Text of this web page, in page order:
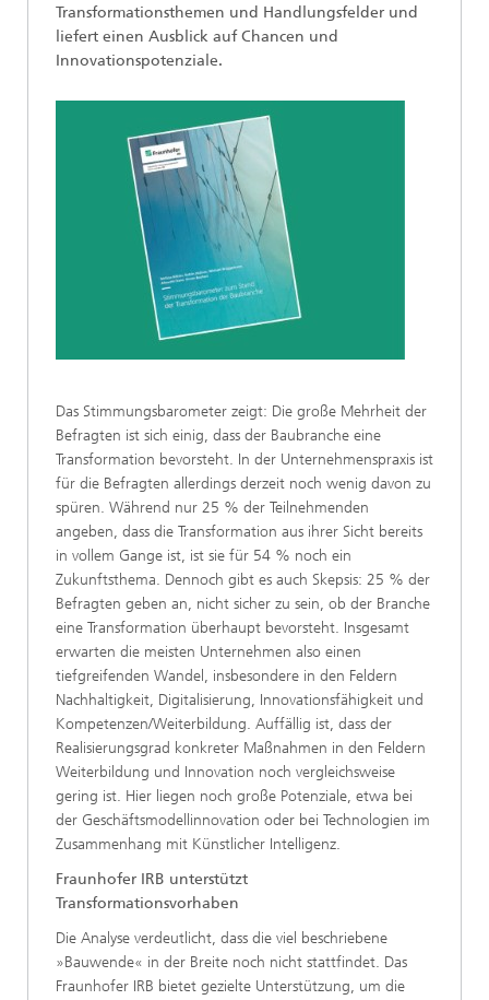
Transformationsthemen und Handlungsfelder und
liefert einen Ausblick auf Chancen und
Innovationspotenziale.
Das Stimmungsbarometer zeigt: Die große Mehrheit der
Befragten ist sich einig, dass der Baubranche eine
Transformation bevorsteht. In der Unternehmenspraxis ist
für die Befragten allerdings derzeit noch wenig davon zu
spüren. Während nur 25 % der Teilnehmenden
angeben, dass die Transformation aus ihrer Sicht bereits
in vollem Gange ist, ist sie für 54 % noch ein
Zukunftsthema. Dennoch gibt es auch Skepsis: 25 % der
Befragten geben an, nicht sicher zu sein, ob der Branche
eine Transformation überhaupt bevorsteht. Insgesamt
erwarten die meisten Unternehmen also einen
tiefgreifenden Wandel, insbesondere in den Feldern
Nachhaltigkeit, Digitalisierung, Innovationsfähigkeit und
Kompetenzen/Weiterbildung. Auffällig ist, dass der
Realisierungsgrad konkreter Maßnahmen in den Feldern
Weiterbildung und Innovation noch vergleichsweise
gering ist. Hier liegen noch große Potenziale, etwa bei
der Geschäftsmodellinnovation oder bei Technologien im
Zusammenhang mit Künstlicher Intelligenz.
Fraunhofer IRB unterstützt
Transformationsvorhaben
Die Analyse verdeutlicht, dass die viel beschriebene
»Bauwende« in der Breite noch nicht stattfindet. Das
Fraunhofer IRB bietet gezielte Unterstützung, um die